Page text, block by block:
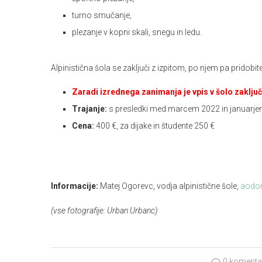
turno smučanje,
plezanje v kopni skali, snegu in ledu.
Alpinistična šola se zaključi z izpitom, po njem pa
Zaradi izrednega zanimanja je vpis v šolo
Trajanje: s presledki med marcem 2022 in
Cena: 400 €, za dijake in študente 250 €
Informacije: Matej Ogorevc, vodja alpinistične šole,
(vse fotografije: Urban Urbanc)